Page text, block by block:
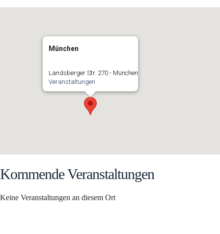
München
Landsberger Str. 270 - München
Veranstaltungen
Kommende Veranstaltungen
Keine Veranstaltungen an diesem Ort